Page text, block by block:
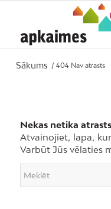
Sākums / 404 Nav atrasts
Nekas netika atrasts
Atvainojiet, lapa,
Varbūt Jūs vēlaties